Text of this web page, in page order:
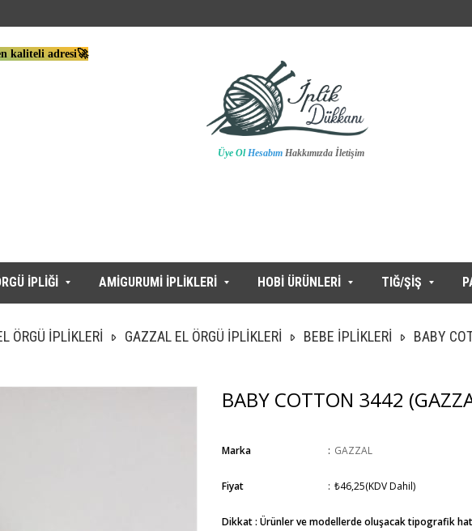
kaliteli adresi🚀
Üye Ol Hesabım Hakkımızda İletişim
İPLİĞİ AMİGURUMİ İPLİKLERİ HOBİ ÜRÜNLERİ TIĞ/ŞİŞ
ÖRGÜ İPLİKLERİ GAZZAL EL ÖRGÜ İPLİKLERİ BEBE İPLİKLERİ BABY
BABY COTTON 3442
Marka : GAZZAL
Fiyat : ₺46,25(KDV Dahil)
Dikkat : Ürünler ve modellerde oluşacak tipografik